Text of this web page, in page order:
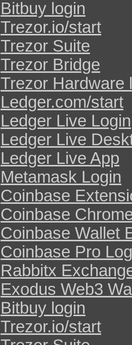
Bitbuy login
Trezor.io/start
Trezor Suite
Trezor Bridge
Trezor Hardware
Ledger.com/start
Ledger Live Login
Ledger Live
Ledger Live App
Metamask Login
Coinbase
Coinbase
Coinbase Wallet
Coinbase Pro
Rabbitx
Exodus Web3
Bitbuy login
Trezor.io/start